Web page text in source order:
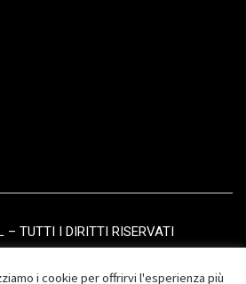
– TUTTI I DIRITTI RISERVATI
i cookie per offrirvi l'esperienza più